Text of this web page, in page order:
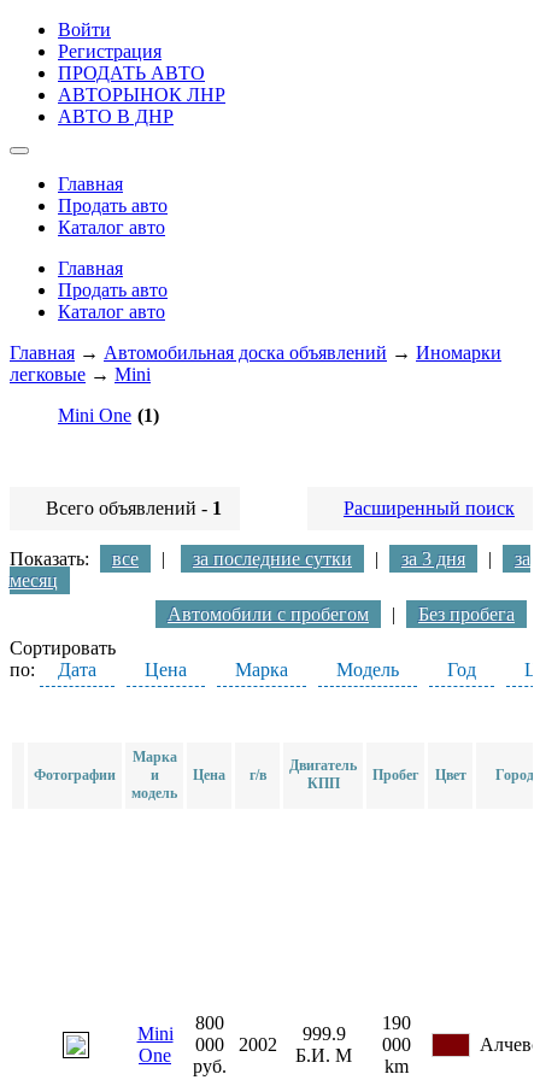
Войти
Регистрация
ПРОДАТЬ АВТО
АВТОРЫНОК ЛНР
АВТО В ДНР
Главная
Продать авто
Каталог авто
Главная
Продать авто
Каталог авто
Главная → Автомобильная доска объявлений → Иномарки
легковые → Mini
Mini One (1)
Всего объявлений - 1 Расширенный поиск
Показать: все | за последние сутки | за 3 дня |
за
месяц
Автомобили с пробегом
|
Без пробега
Сортировать
по:
Дата Цена Марка Модель Год
Фотографии
Марка
и
модель
Цена г/в
Двигатель
КПП
Пробег Цвет Город
Mini
One
800
000
руб.
2002
999.9
Б.И. М
190
000
km